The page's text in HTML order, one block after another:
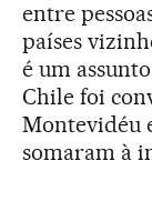
entre
países
é um
Chile foi
Montevidéu
somaram à